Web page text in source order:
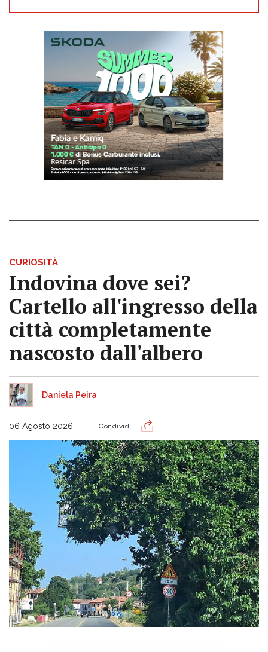
CURIOSITÀ
Indovina dove sei?
Cartello all'ingresso della
città completamente
nascosto dall'albero
Daniela Peira
06 Agosto 2026 Condividi